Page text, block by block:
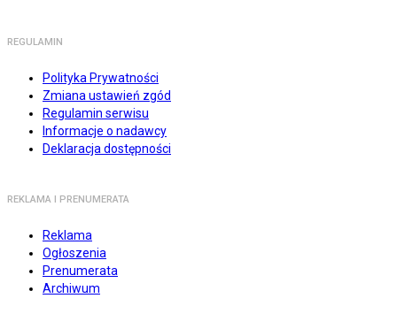
REGULAMIN
Polityka Prywatności
Zmiana ustawień zgód
Regulamin serwisu
Informacje o nadawcy
Deklaracja dostępności
REKLAMA I PRENUMERATA
Reklama
Ogłoszenia
Prenumerata
Archiwum